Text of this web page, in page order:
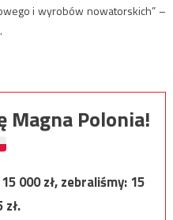
i wyrobów nowatorskich” –
Magna Polonia!
15 000zł, zebraliśmy:15
zł.